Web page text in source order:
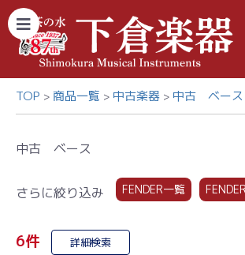
TOP 商品一覧 中古楽器 中古 ベース
中古 ベース
さらに絞り込み FENDER一覧
6件 詳細検索